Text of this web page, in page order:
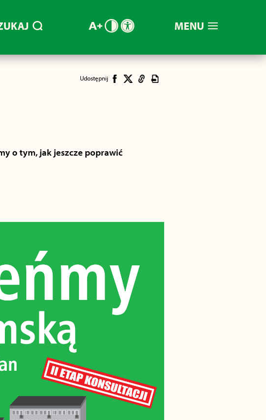
MENU
Udostępnij
o tym, jak jeszcze poprawić